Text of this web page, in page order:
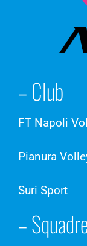
– Club
FT Napoli
Pianura
Suri Sport
– Squadre